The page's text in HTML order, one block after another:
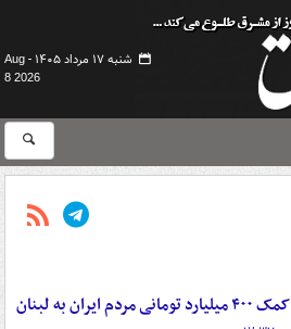
شنبه ۱۷ مرداد ۱۴۰۵ -
Aug
8 2026
مردم ایران به لبنان